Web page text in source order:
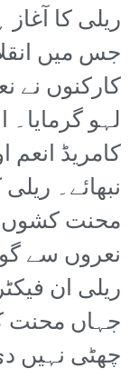
ریلی کا
جس میں
کارکنوں نے
لہو
کامریڈ انعم
نبھائے۔
محنت کشوں
نعروں سے
ریلی ان
جہاں محنت
چھٹی نہیں